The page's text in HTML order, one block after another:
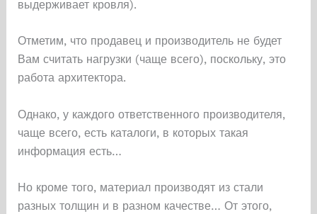
выдерживает кровля).
Отметим, что продавец и производитель не будет
Вам считать нагрузки (чаще всего), поскольку, это
работа архитектора.
Однако, у каждого ответственного производителя,
чаще всего, есть каталоги, в которых такая
информация есть…
Но кроме того, материал производят из стали
разных толщин и в разном качестве… От этого,